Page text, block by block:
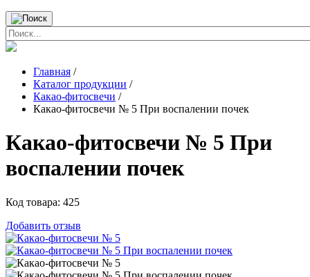
Главная /
Каталог продукции /
Какао-фитосвечи /
Какао-фитосвечи № 5 При воспалении почек
Какао-фитосвечи № 5 При
воспалении почек
Код товара: 425
Добавить отзыв